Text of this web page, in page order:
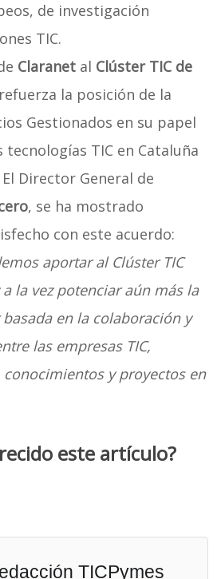
de investigación
TIC.
Claranetal Clúster TIC de
la posición de la
Gestionados en su papel
TIC en Cataluña
Director General de
, se ha mostrado
con este acuerdo:
aportar al Clúster TIC
la vez potenciar aún más la
en la colaboración y
las empresas TIC,
y proyectos en
este artículo?
TICPymes